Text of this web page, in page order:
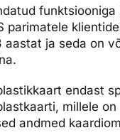
parimatele
ja seda on
endast
millele
andmed